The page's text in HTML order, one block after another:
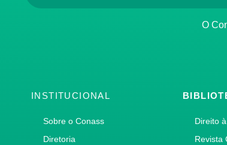
O
INSTITUCIONAL
Sobre o Conass
Diretoria
Direito
Revista